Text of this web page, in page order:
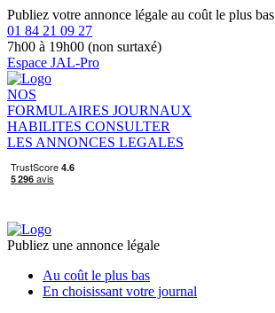
Publiez votre annonce légale au coût le plus bas
01 84 21 09 27
7h00 à 19h00 (non surtaxé)
Espace JAL-Pro
NOS
FORMULAIRES JOURNAUX
HABILITES CONSULTER
LES ANNONCES LEGALES
Publiez une annonce légale
Au coût le plus bas
En choisissant votre journal